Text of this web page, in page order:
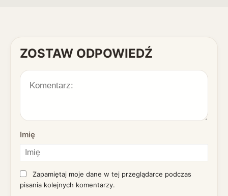
ZOSTAW ODPOWIEDŹ
Imię
Zapamiętaj moje dane w tej przeglądarce podczas
pisania kolejnych komentarzy.